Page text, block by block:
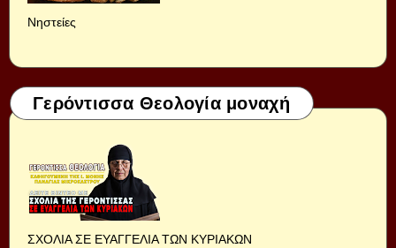
Νηστείες
Γερόντισσα Θεολογία μοναχή
ΣΧΟΛΙΑ ΣΕ ΕΥΑΓΓΕΛΙΑ ΤΩΝ ΚΥΡΙΑΚΩΝ